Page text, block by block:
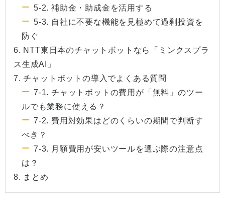
5-2. 補助金・助成金を活用する
5-3. 自社に不要な機能を見極めて過剰投資を
防ぐ
6. NTT東日本のチャットボットなら「ミンクスプラ
ス生成AI」
7. チャットボットの導入でよくある質問
7-1. チャットボットの費用が「無料」のツー
ルでも業務に使える？
7-2. 費用対効果はどのくらいの期間で判断す
べき？
7-3. 月額費用が安いツールを選ぶ際の注意点
は？
8. まとめ